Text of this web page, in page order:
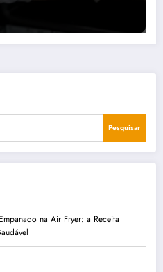
Pesquisar
na Air Fryer: a Receita